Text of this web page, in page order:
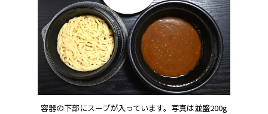
容器の下部にスープが入っています。写真は並盛200g